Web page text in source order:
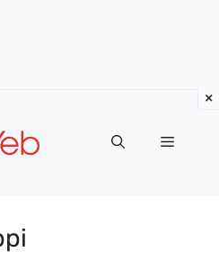
MENU